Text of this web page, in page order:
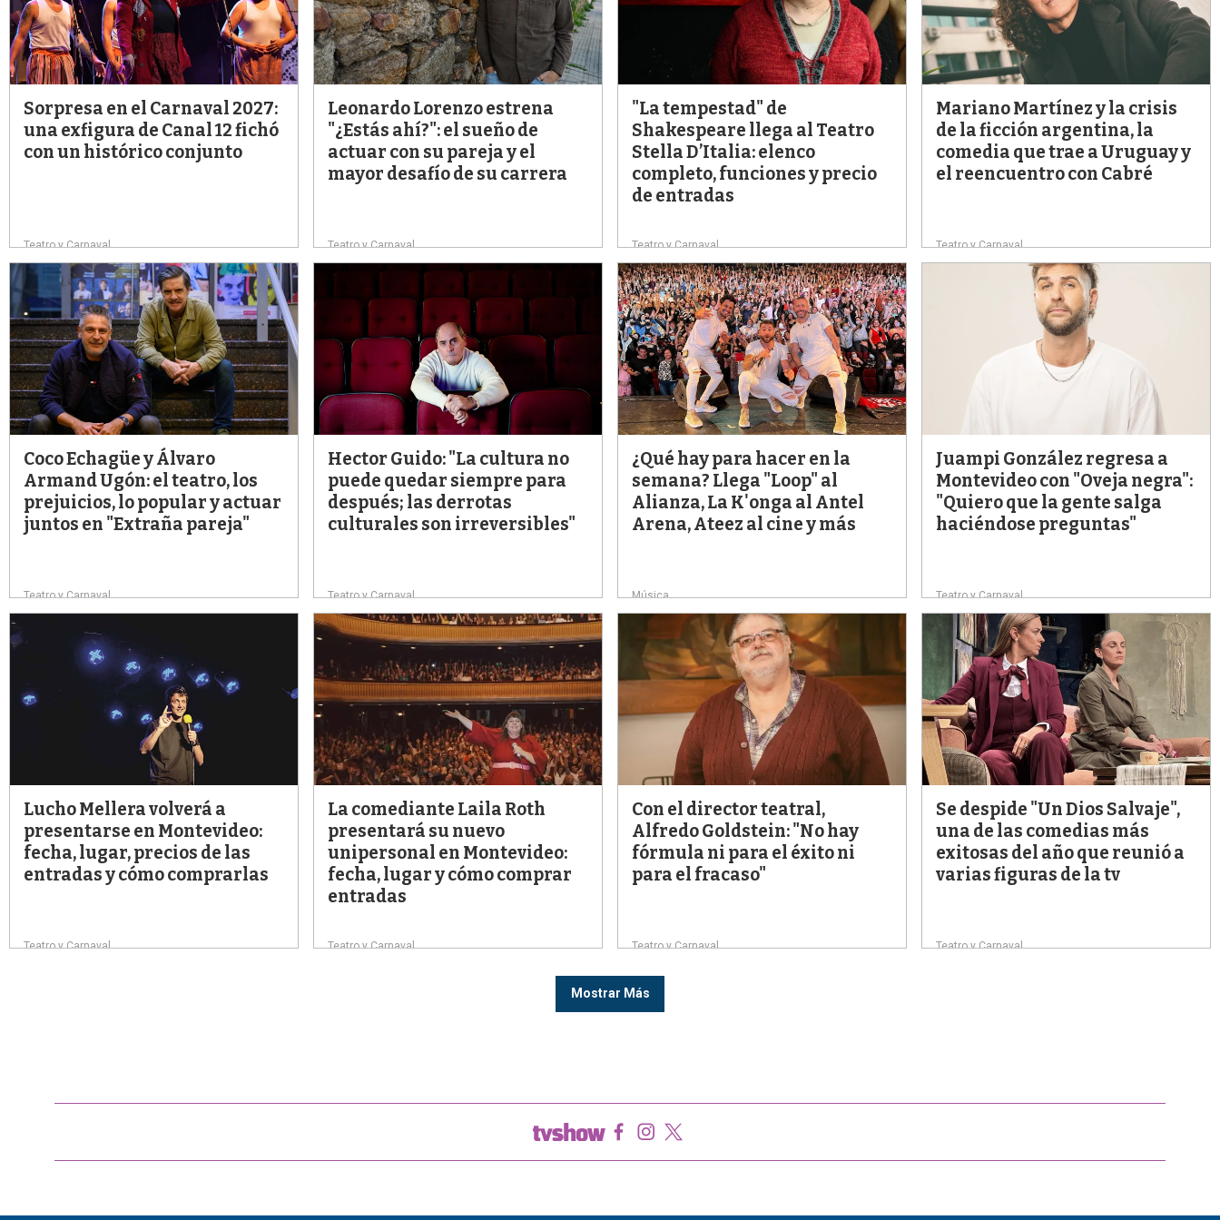
s
q
d
Sorpresa en el Carnaval 2027:
una exfigura de Canal 12 fichó
con un histórico conjunto
Teatro y Carnaval
Leonardo Lorenzo estrena
"¿Estás ahí?": el sueño de
actuar con su pareja y el
mayor desafío de su carrera
Teatro y Carnaval
"La tempestad" de
Shakespeare llega al Teatro
Stella D’Italia: elenco
completo, funciones y precio
de entradas
Teatro y Carnaval
Mariano Martínez y la crisis
de la ficción argentina, la
comedia que trae a Uruguay y
el reencuentro con Cabré
Teatro y Carnaval
Coco Echagüe y Álvaro
Armand Ugón: el teatro, los
prejuicios, lo popular y actuar
juntos en "Extraña pareja"
Teatro y Carnaval
Hector Guido: "La cultura no
puede quedar siempre para
después; las derrotas
culturales son irreversibles"
Teatro y Carnaval
¿Qué hay para hacer en la
semana? Llega "Loop" al
Alianza, La K'onga al Antel
Arena, Ateez al cine y más
Música
Juampi González regresa a
Montevideo con "Oveja negra":
"Quiero que la gente salga
haciéndose preguntas"
Teatro y Carnaval
Lucho Mellera volverá a
presentarse en Montevideo:
fecha, lugar, precios de las
entradas y cómo comprarlas
Teatro y Carnaval
La comediante Laila Roth
presentará su nuevo
unipersonal en Montevideo:
fecha, lugar y cómo comprar
entradas
Teatro y Carnaval
Con el director teatral,
Alfredo Goldstein: "No hay
fórmula ni para el éxito ni
para el fracaso"
Teatro y Carnaval
Se despide "Un Dios Salvaje",
una de las comedias más
exitosas del año que reunió a
varias figuras de la tv
Teatro y Carnaval
Mostrar Más